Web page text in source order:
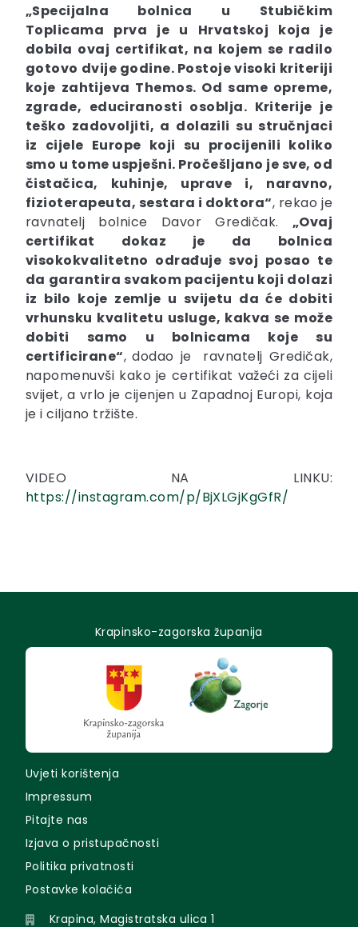
„Specijalna bolnica u Stubičkim
Toplicama prva je u Hrvatskoj koja je
dobila ovaj certifikat, na kojem se radilo
gotovo dvije godine. Postoje visoki kriteriji
koje zahtijeva Themos. Od same opreme,
zgrade, educiranosti osoblja. Kriterije je
teško zadovoljiti, a dolazili su stručnjaci
iz cijele Europe koji su procijenili koliko
smo u tome uspješni. Pročešljano je sve, od
čistačica, kuhinje, uprave i, naravno,
fizioterapeuta, sestara i doktora“, rekao je
ravnatelj bolnice Davor Gredičak. „Ovaj
certifikat dokaz je da bolnica
visokokvalitetno odrađuje svoj posao te
da garantira svakom pacijentu koji dolazi
iz bilo koje zemlje u svijetu da će dobiti
vrhunsku kvalitetu usluge, kakva se može
dobiti samo u bolnicama koje su
certificirane“, dodao je
ravnatelj Gredičak,
napomenuvši kako je certifikat važeći za cijeli
svijet, a vrlo je cijenjen u Zapadnoj Europi, koja
je i ciljano tržište.
VIDEO NA LINKU:
https://instagram.com/p/BjXLGjKgGfR/
Krapinsko-zagorska županija
Uvjeti korištenja
Impressum
Pitajte nas
Izjava o pristupačnosti
Politika privatnosti
Postavke kolačića
Krapina, Magistratska ulica 1